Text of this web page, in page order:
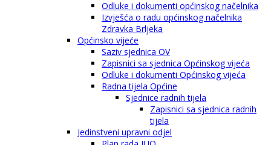
Odluke i dokumenti općinskog načelnika
Izvješća o radu općinskog načelnika
Zdravka Brljeka
Općinsko vijeće
Saziv sjednica OV
Zapisnici sa sjednica Općinskog vijeća
Odluke i dokumenti Općinskog vijeća
Radna tijela Općine
Sjednice radnih tijela
Zapisnici sa sjednica radnih
tijela
Jedinstveni upravni odjel